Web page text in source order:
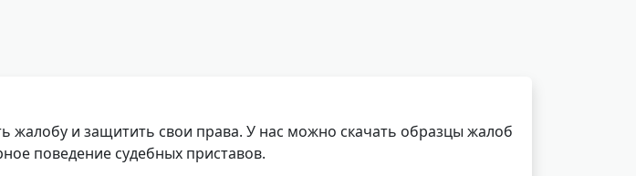
и защитить свои права. У нас можно скачать образцы жалоб
поведение судебных приставов.